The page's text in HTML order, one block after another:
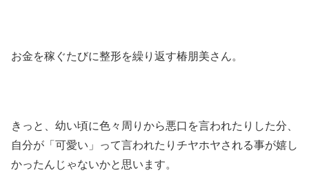
お金を稼ぐたびに整形を繰り返す椿朋美さん。
きっと、幼い頃に色々周りから悪口を言われたりした分、
自分が「可愛い」って言われたりチヤホヤされる事が嬉し
かったんじゃないかと思います。